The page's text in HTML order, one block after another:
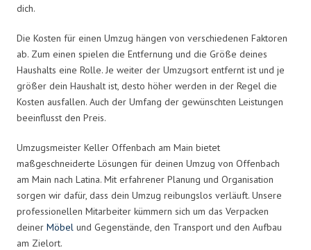
dich.
Die Kosten für einen Umzug hängen von verschiedenen Faktoren
ab. Zum einen spielen die Entfernung und die Größe deines
Haushalts eine Rolle. Je weiter der Umzugsort entfernt ist und je
größer dein Haushalt ist, desto höher werden in der Regel die
Kosten ausfallen. Auch der Umfang der gewünschten Leistungen
beeinflusst den Preis.
Umzugsmeister Keller Offenbach am Main bietet
maßgeschneiderte Lösungen für deinen Umzug von Offenbach
am Main nach Latina. Mit erfahrener Planung und Organisation
sorgen wir dafür, dass dein Umzug reibungslos verläuft. Unsere
professionellen Mitarbeiter kümmern sich um das Verpacken
deiner Möbel und Gegenstände, den Transport und den Aufbau
am Zielort.